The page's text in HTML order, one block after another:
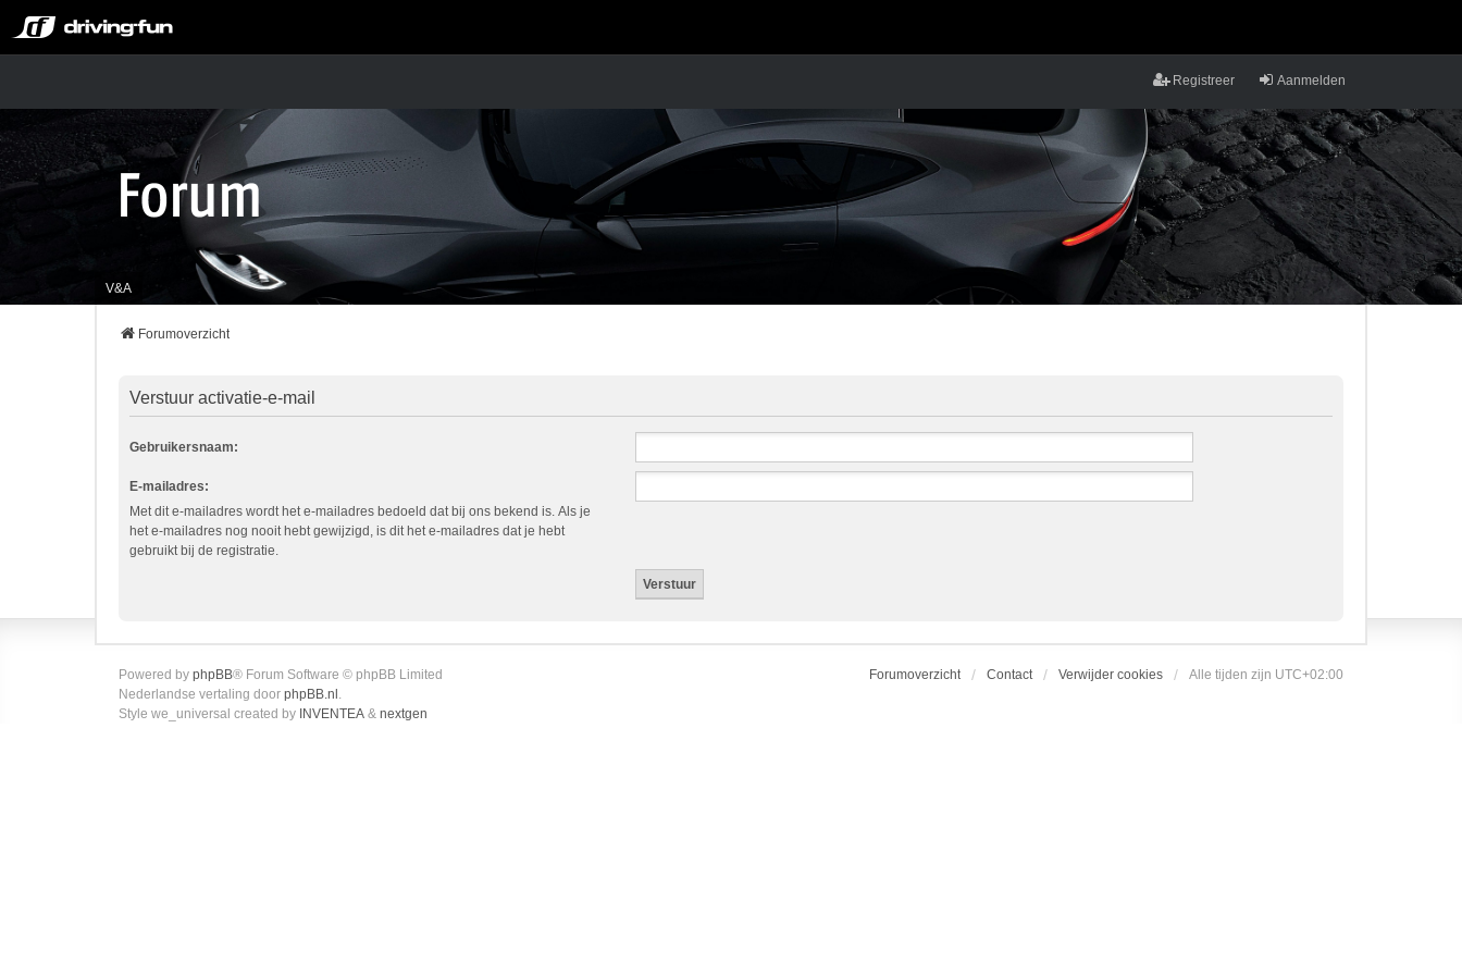
Aanmelden
Registreer
V&A
Forumoverzicht
Verstuur activatie-e-mail
Gebruikersnaam:
E-mailadres:
Met dit e-mailadres wordt het e-mailadres bedoeld dat bij ons bekend is. Als je
het e-mailadres nog nooit hebt gewijzigd, is dit het e-mailadres dat je hebt
gebruikt bij de registratie.
Forumoverzicht Contact Verwijder cookies Alle tijden zijn UTC+02:00
Powered by phpBB® Forum Software © phpBB Limited
Nederlandse vertaling door phpBB.nl .
Style we_universal created by INVENTEA & nextgen